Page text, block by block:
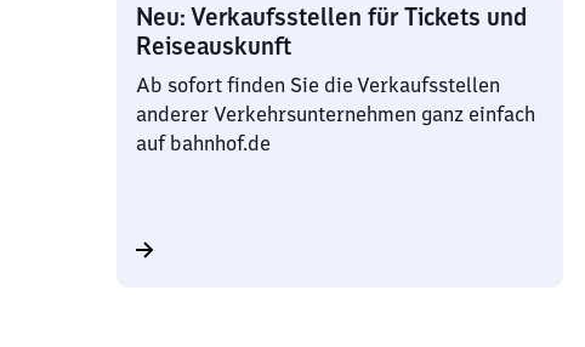
Neu: Verkaufsstellen für Tickets und
Reiseauskunft
Ab sofort finden Sie die Verkaufsstellen
anderer Verkehrsunternehmen ganz einfach
auf bahnhof.de